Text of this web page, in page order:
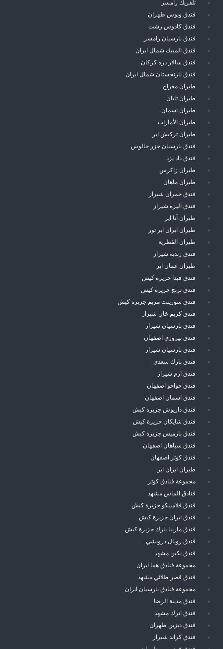
تلفريك رامسر
فندق ونوس طهران
فندق كادوس رشت
فندق بارسيان رامسر
فندق المبيك شمال ايران
فندق سالار دره كركان
فندق نارنجستان شمال ايران
طيران معراج
طيران تابان
طيران اسمان
طيران الأمارات
طيران تركيش اير
فندق بارسيان خزر جالوس
فندق داد يزد
طيران زاكرس
طيران ماهان
فندق جمران شيراز
فندق اليزه شيراز
طيران آتا اير
طيران ايران اير تور
طيران القطرية
فندق زنديه شيراز
طيران عمان اير
فندق فيدا جزيرة كيش
فندق ترنج جزيرة كيش
فندق سورينت مريم جزيرة كيش
فندق كريم خان شيراز
فندق بارسيان شيراز
فندق بيروزي اصفهان
فندق بارسيان شيراز
فندق بارك سعدي
فندق ارم شيراز
فندق خواجو اصفهان
فندق اسمان اصفهان
فندق داريوش جزيرة كيش
فندق شايكان جزيرة كيش
فندق بارميس جزيرة كيش
فندق سباهان اصفهان
فندق كوثر اصفهان
طيران ايران اير
مجموعة فنادق كوثر
فنادق الماس مشهد
فندق فلامينكو جزيرة كيش
فندق ايران جزيرة كيش
فندق مارينا بارك جزيرة كيش
فندق رويال درويشي
فندق نكين مشهد
مجموعة فنادق هما ايران
فندق قصر طلائي مشهد
مجموعة فنادق بارسيان ايران
فندق مدينة الرضا
فندق اترك مشهد
فندق ديزين طهران
فندق كراند شيراز